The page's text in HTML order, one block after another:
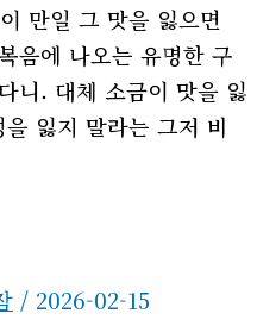
만일 그 맛을 잃으면
음에 나오는 유명한 구
니. 대체 소금이 맛을 잃
잃지 말라는 그저 비
/ 2026-02-15